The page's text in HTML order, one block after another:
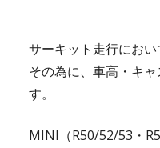
サーキット走行にお
その為に、車高・キ
す。
MINI（R50/52/53・